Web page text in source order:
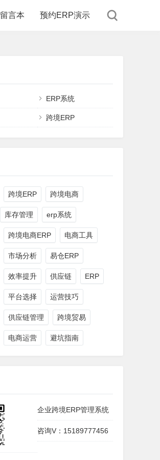
留言本 预约ERP演示
ERP系统
跨境ERP
跨境ERP 跨境电商
库存管理 erp系统
跨境电商ERP 电商工具
市场分析 易仓ERP
效率提升 供应链 ERP
平台选择 运营技巧
供应链管理 跨境贸易
电商运营 避坑指南
企业跨境ERP管理系统
咨询V：15189777456